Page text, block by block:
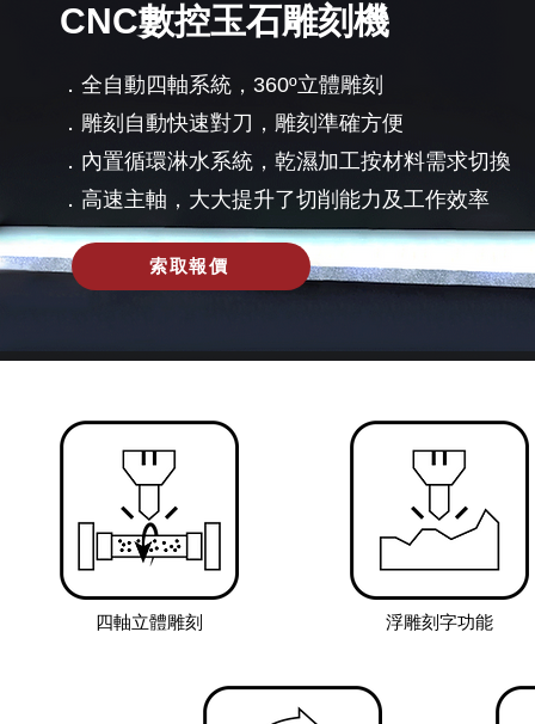
CNC數控玉石雕刻機
．全自動四軸系統，360º立體雕刻
．雕刻自動快速對刀，雕刻準確方便
．內置循環淋水系統，乾濕加工按材料需求切換
．高速主軸，大大提升了切削能力及工作效率
索取報價
四軸立體雕刻 浮雕刻字功能